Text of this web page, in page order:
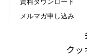
メルマガ申し込み
ク